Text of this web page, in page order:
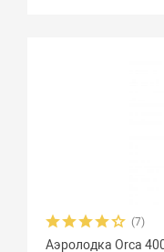
(7)
Аэролодка Orca